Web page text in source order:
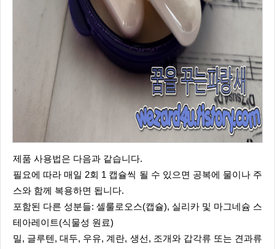
제품 사용법은 다음과 같습니다.
필요에 따라 매일 2회 1 캡슐씩 될 수 있으면 공복에 물이나 주
스와 함께 복용하면 됩니다.
포함된 다른 성분들: 셀룰로오스(캡슐), 실리카 및 마그네슘 스
테아레이트(식물성 원료)
밀, 글루텐, 대두, 우유, 계란, 생선, 조개와 갑각류 또는 견과류